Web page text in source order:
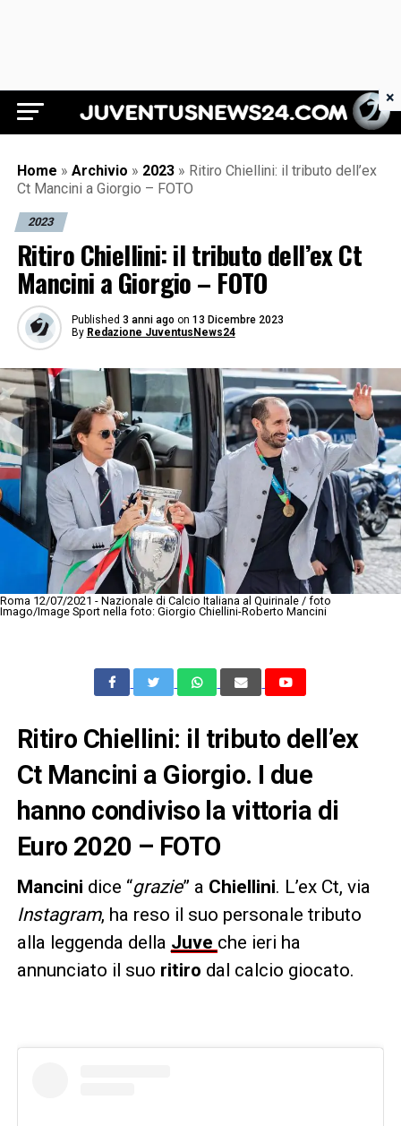
Juventus News 24
Home » Archivio » 2023 » Ritiro Chiellini: il tributo dell’ex
Ct Mancini a Giorgio – FOTO
2023
Ritiro Chiellini: il tributo dell’ex Ct
Mancini a Giorgio – FOTO
Published 3 anni ago on 13 Dicembre 2023
By Redazione JuventusNews24
Roma 12/07/2021 - Nazionale di Calcio Italiana al Quirinale / foto
Imago/Image Sport nella foto: Giorgio Chiellini-Roberto Mancini
Ritiro Chiellini: il tributo dell’ex
Ct Mancini a Giorgio. I due
hanno condiviso la vittoria di
Euro 2020 – FOTO
Mancini dice “grazie” a Chiellini. L’ex Ct, via
Instagram, ha reso il suo personale tributo
alla leggenda della Juve che ieri ha
annunciato il suo ritiro dal calcio giocato.
×